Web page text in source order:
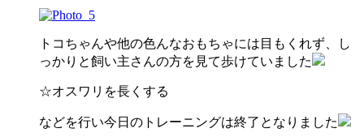
トコちゃんや他の色んなおもちゃには目もくれず、し
っかりと飼い主さんの方を見て歩けていました
☆オスワリを長くする
などを行い今日のトレーニングは終了となりました